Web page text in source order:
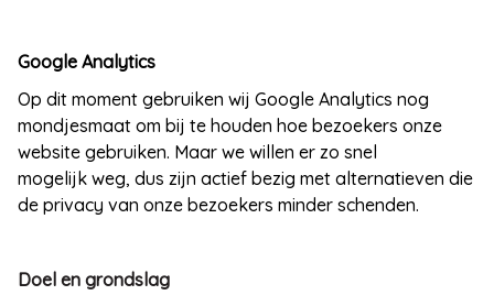
Google Analytics
Op dit moment gebruiken wij Google Analytics nog
mondjesmaat om bij te houden hoe bezoekers onze
website gebruiken. Maar we willen er zo snel
mogelijk weg, dus zijn actief bezig met alternatieven die
de privacy van onze bezoekers minder schenden.
Doel en grondslag